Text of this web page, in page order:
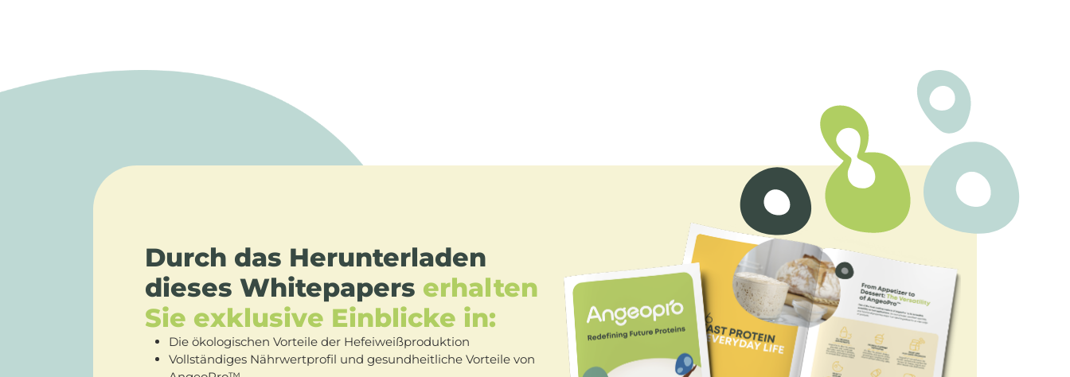
Durch das Herunterladen
dieses Whitepapers erhalten
Sie exklusive Einblicke in:
Die ökologischen Vorteile der Hefeiweißproduktion
Vollständiges Nährwertprofil und gesundheitliche Vorteile von